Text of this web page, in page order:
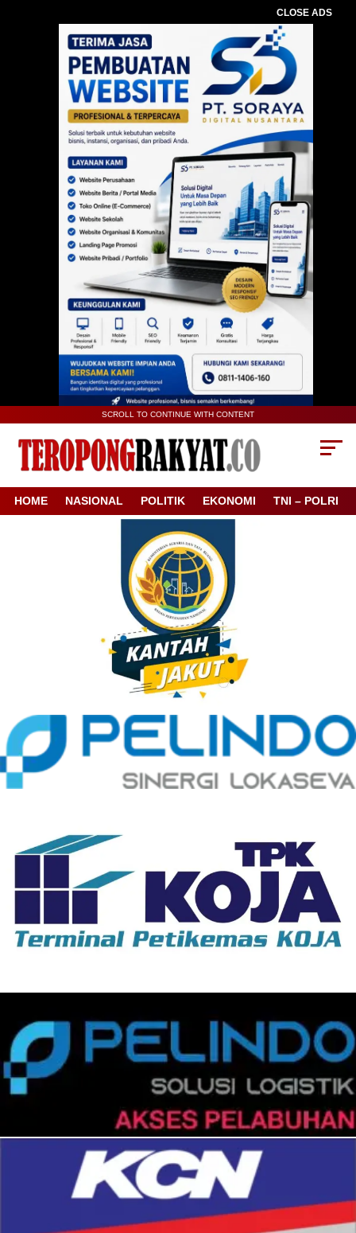
CLOSE ADS
SCROLL TO CONTINUE WITH CONTENT
HOME NASIONAL POLITIK EKONOMI TNI – POLRI